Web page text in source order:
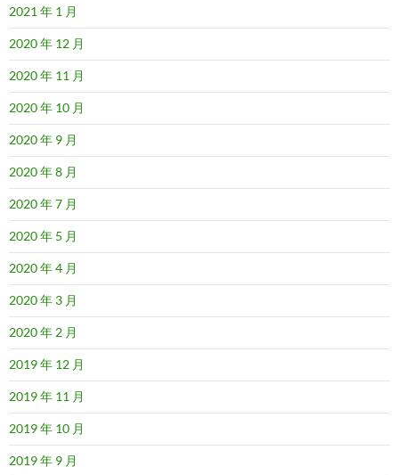
2021 年 1 月
2020 年 12 月
2020 年 11 月
2020 年 10 月
2020 年 9 月
2020 年 8 月
2020 年 7 月
2020 年 5 月
2020 年 4 月
2020 年 3 月
2020 年 2 月
2019 年 12 月
2019 年 11 月
2019 年 10 月
2019 年 9 月